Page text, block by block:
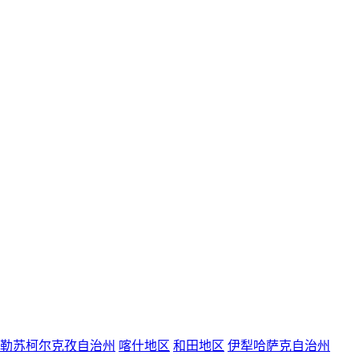
苏柯尔克孜自治州 喀什地区 和田地区 伊犁哈萨克自治州